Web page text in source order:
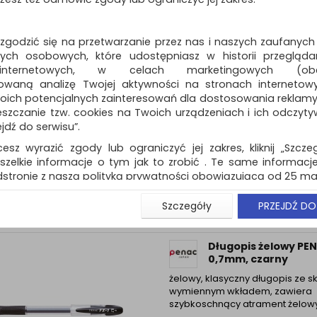
pod kątem ergonomii…
Długopis żelowy
SMOOZZY Writer,
blister, mix kolorów
Dostępność: 3 dni
Długopis żelowy
0,7mm, czarny
żelowy, klasyczny długopis ze
wymiennym wkładem, zawiera
szybkoschnący atrament
się na przetwarzanie przez nas i naszych
osobowych, które udostępniasz w historii
w celach marketingowych
analizę Twojej aktywności na stronach
potencjalnych zainteresowań dla dostosowania
tzw. cookies na Twoich urządzeniach i ich
do serwisu”.
wyrazić zgody lub ograniczyć jej zakres, kliknij
informacje o tym jak to zrobić . Te same
z naszą polityką prywatności obowiązującą od 25
użytkowników zalogowanych, aby umożliwić
i związane z tym prawidłowe działanie naszej
np. wysłanie potwierdzenia zamówienia na
Państwu prawidłowych informacji o promocjach
ważna jest Państwa wcześniejsza zgoda której
zgoda jest dobrowolna i można ją w dowolnym
(rozwiń)
Szczegóły PRZEJDŹ